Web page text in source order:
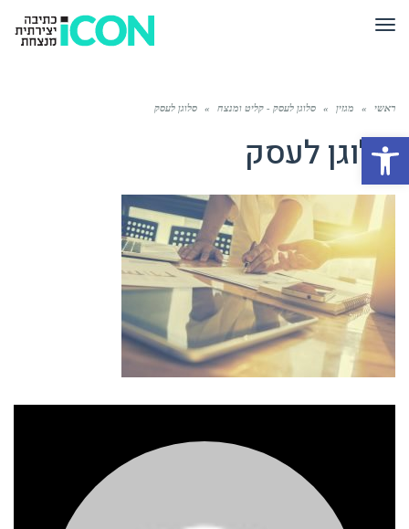
פתח סרגל נגישות
תפריט
ראשי » מגזין » סלוגן לעסק - קליט ומנצח » סלוגן לעסק
סלוגן לעסק